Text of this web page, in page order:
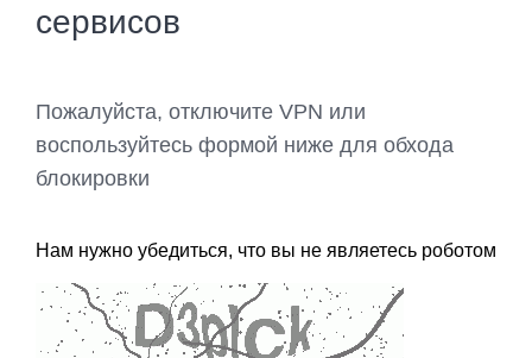
сервисов
Пожалуйста, отключите VPN или
воспользуйтесь формой ниже для обхода
блокировки
Нам нужно убедиться, что вы не являетесь роботом